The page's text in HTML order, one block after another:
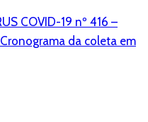
COVID-19 nº 416 –
Cronograma da coleta em